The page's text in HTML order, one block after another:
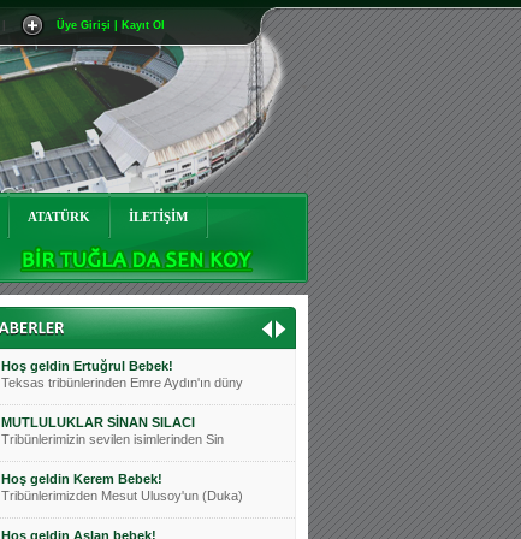
Üye Girişi | Kayıt Ol
ATATÜRK İLETİŞİM
Mutluluklar Ceyhun Tetik
Teksas tribünlerinin sevilen isimlerinde
Bursasporumuzun önü açılsın is
Teksaslı Bursasporlular Derneği Başkanı
Hoş geldin Alaz Bebek!
Teksas.org sistem yöneticisi, ekibimizin
Hoş geldin Göktuğ Bebek!
Teksas.org ekibimizden ve tribünlerimizi
Hoş geldin Kadir Kağan Bebek!
Teksas tribünlerinden Basri İleri'nin dü
Hoş geldin Ertuğrul Bebek!
Teksas tribünlerinden Emre Aydın'ın düny
MUTLULUKLAR SİNAN SILACI
Tribünlerimizin sevilen isimlerinden Sin
Hoş geldin Kerem Bebek!
Tribünlerimizden Mesut Ulusoy'un (Duka)
Hoş geldin Aslan bebek!